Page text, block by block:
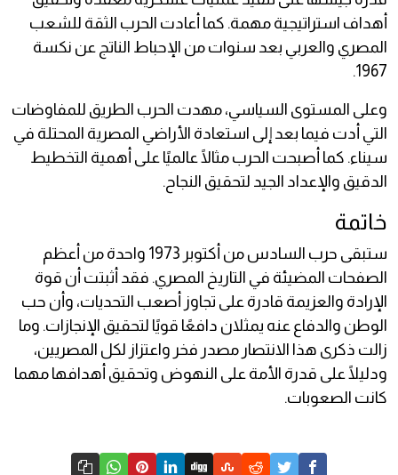
أهداف استراتيجية مهمة. كما أعادت الحرب الثقة للشعب
المصري والعربي بعد سنوات من الإحباط الناتج عن نكسة
1967.
وعلى المستوى السياسي، مهدت الحرب الطريق للمفاوضات
التي أدت فيما بعد إلى استعادة الأراضي المصرية المحتلة في
سيناء. كما أصبحت الحرب مثالًا عالميًا على أهمية التخطيط
الدقيق والإعداد الجيد لتحقيق النجاح.
خاتمة
ستبقى حرب السادس من أكتوبر 1973 واحدة من أعظم
الصفحات المضيئة في التاريخ المصري. فقد أثبتت أن قوة
الإرادة والعزيمة قادرة على تجاوز أصعب التحديات، وأن حب
الوطن والدفاع عنه يمثلان دافعًا قويًا لتحقيق الإنجازات. وما
زالت ذكرى هذا الانتصار مصدر فخر واعتزاز لكل المصريين،
ودليلًا على قدرة الأمة على النهوض وتحقيق أهدافها مهما
كانت الصعوبات.